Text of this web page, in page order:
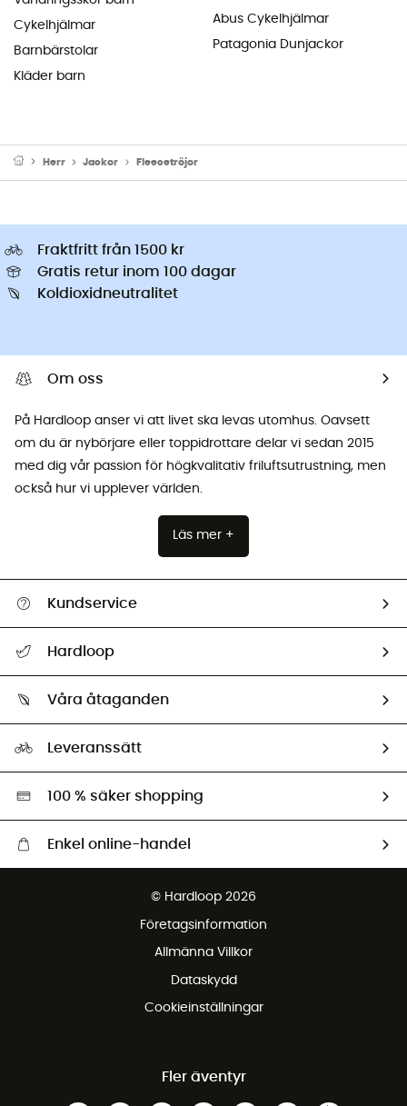
Cykelhjälmar
Barnbärstolar
Kläder barn
Abus Cykelhjälmar
Patagonia Dunjackor
Herr Jackor Fleecetröjor
Fraktfritt från 1500 kr
Gratis retur inom 100 dagar
Koldioxidneutralitet
Om oss
På Hardloop anser vi att livet ska levas utomhus. Oavsett
om du är nybörjare eller toppidrottare delar vi sedan 2015
med dig vår passion för högkvalitativ friluftsutrustning, men
också hur vi upplever världen.
Läs mer +
Kundservice
Retur & återbetalning
Hardloop
Ambassadörer
Våra åtaganden
Miljöanpassat urval
Leveranssätt
100 % säker shopping
Enkel online-handel
Gratis retur inom 100 dagar
© Hardloop 2026
Företagsinformation
Allmänna Villkor
Dataskydd
Cookieinställningar
Fler äventyr